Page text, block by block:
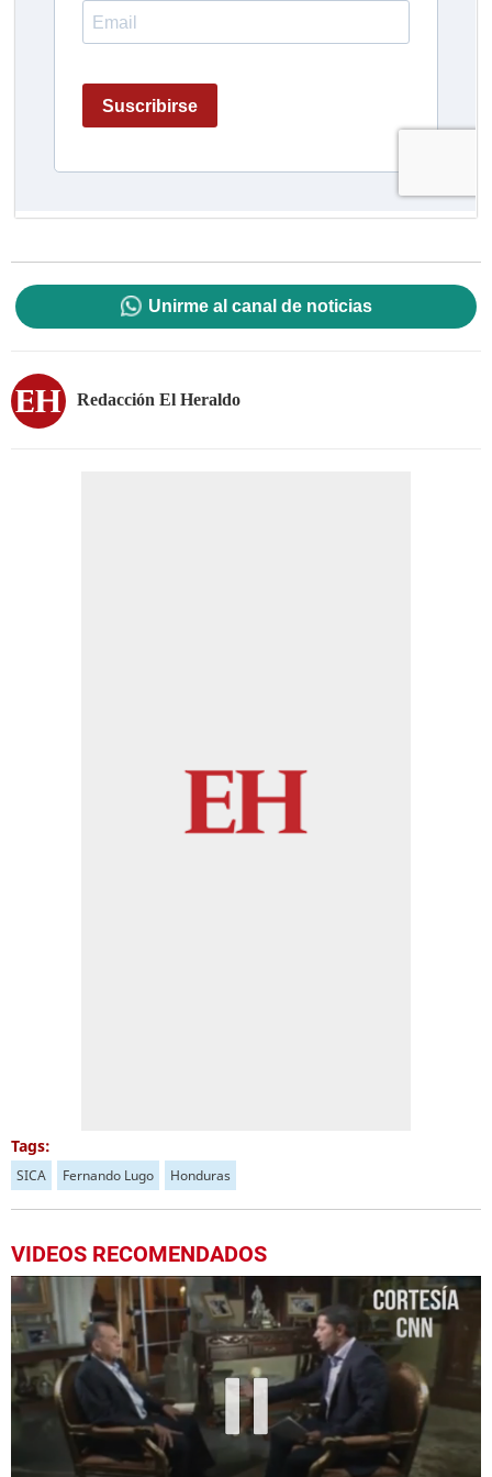
Unirme al canal de noticias
Redacción El Heraldo
Tags:
SICA Fernando Lugo Honduras
VIDEOS RECOMENDADOS